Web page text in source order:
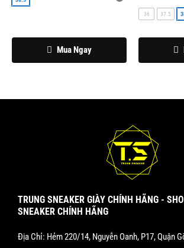
Mua Ngay
có
trên
thể
trên
36 37.5
TRUNG SNEAKER GIÀY CHÍNH HÃNG -
SNEAKER CHÍNH HÃNG
Địa Chỉ: Hẻm 220/14, Nguyễn Oanh, P17, Quận